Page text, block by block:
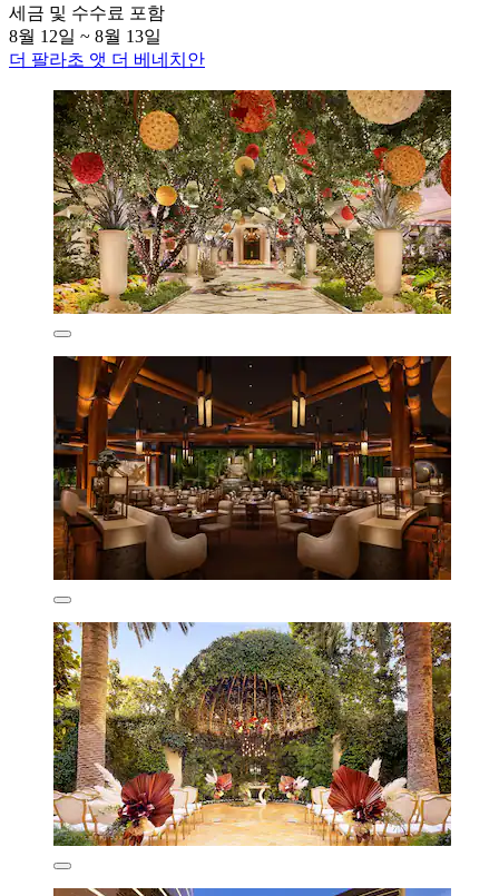
세금 및 수수료 포함
8월 12일 ~ 8월 13일
더 팔라초 앳 더 베네치안